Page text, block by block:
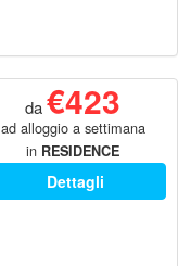
da€423
ad alloggio a settimana
in RESIDENCE
Dettagli